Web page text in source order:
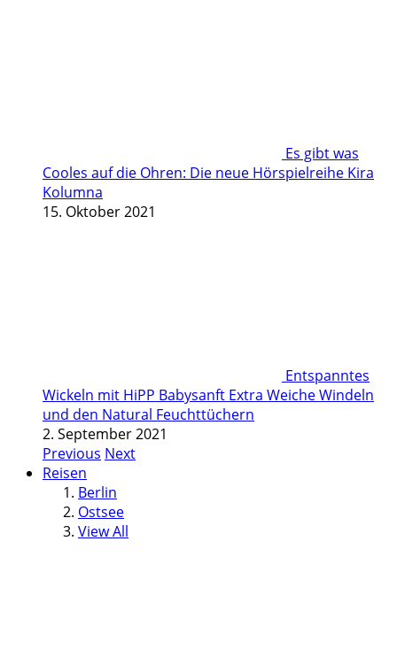
Es gibt was
Cooles auf die Ohren: Die neue Hörspielreihe Kira
Kolumna
15. Oktober 2021
Entspanntes
Wickeln mit HiPP Babysanft Extra Weiche Windeln
und den Natural Feuchttüchern
2. September 2021
Previous Next
Reisen
Berlin
Ostsee
View All